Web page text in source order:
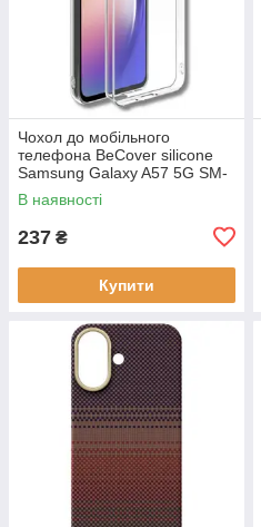
Чохол до мобільного
телефона BeCover silicone
Samsung Galaxy A57 5G SM-
A576 Transparent (714858)
В наявності
237 ₴
Купити